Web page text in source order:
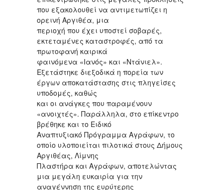
που εξακολουθεί να αντιμετωπίζει η
ορεινή Αργιθέα, μια
περιοχή που έχει υποστεί σοβαρές,
εκτεταμένες καταστροφές, από τα
πρωτοφανή καιρικά
φαινόμενα «Ιανός» και «Ντάνιελ».
Εξετάστηκε διεξοδικά η πορεία των
έργων αποκατάστασης στις πληγείσες
υποδομές, καθώς
και οι ανάγκες που παραμένουν
«ανοιχτές». Παράλληλα, στο επίκεντρο
βρέθηκε και το Ειδικό
Αναπτυξιακό Πρόγραμμα Αγράφων, το
οποίο υλοποιείται πιλοτικά στους Δήμους
Αργιθέας, Λίμνης
Πλαστήρα και Αγράφων, αποτελώντας
μια μεγάλη ευκαιρία για την
αναγέννηση της ευρύτερης